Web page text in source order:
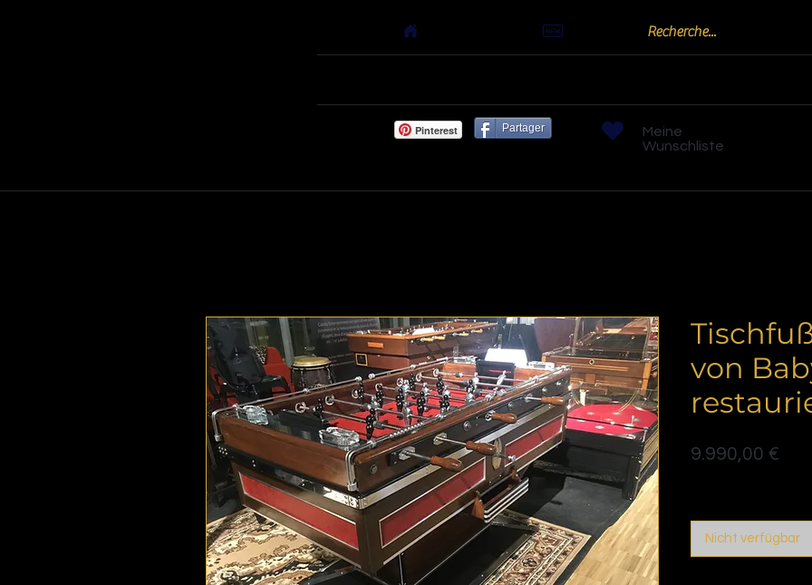
Pinterest Partager
Meine
Wunschliste
von
9.990,00 €
Nicht verfügbar